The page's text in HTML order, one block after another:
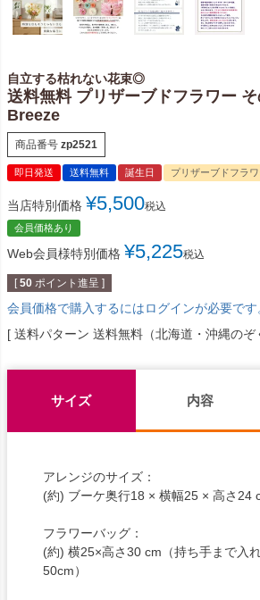
自立する枯れない花束◎
送料無料 プリザーブドフラワー
Breeze
商品番号 zp2521
即日発送 送料無料 誕生日 プリザーブドフラワ
当店特別価格 ¥5,500税込
会員価格あり
Web会員様特別価格 ¥5,225税込
[ 50 ポイント進呈 ]
会員価格で購入するにはログインが必要です
送料パターン 送料無料（北海道・沖縄のぞ
サイズ 内容
アレンジのサイズ：
(約) ブーケ奥行18 × 横幅25 × 高さ24
フラワーバッグ：
(約) 横25×高さ30 cm（持ち手まで入
50cm）